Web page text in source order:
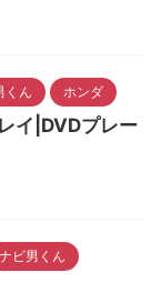
くん ホンダ
イ|DVDプレー
ナビ男くん